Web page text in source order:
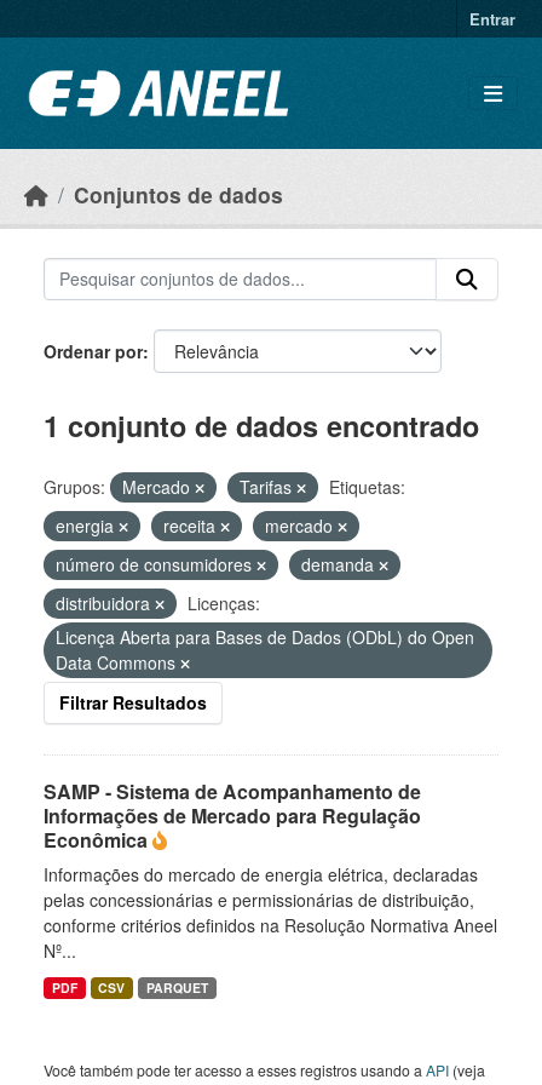
Entrar
Conjuntos de dados
Ordenar por
1 conjunto de dados encontrado
Grupos: Mercado Tarifas
Etiquetas:
energia
receita
mercado
número de consumidores
demanda
distribuidora
Licenças:
Licença Aberta para Bases de Dados (ODbL) do Open
Data Commons
Filtrar Resultados
SAMP - Sistema de Acompanhamento de
Informações de Mercado para Regulação
Econômica
Informações do mercado de energia elétrica, declaradas
pelas concessionárias e permissionárias de distribuição,
conforme critérios definidos na Resolução Normativa Aneel
Nº...
PDF CSV PARQUET
Você também pode ter acesso a esses registros usando a API (veja